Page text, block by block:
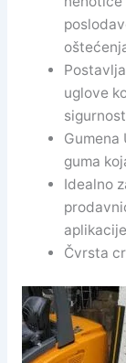
uglove
guma
Idealno
aplikacije
Čvrsta